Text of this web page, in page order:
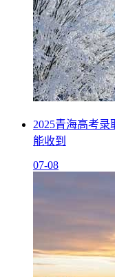
2025青海高考录
能收到
07-08